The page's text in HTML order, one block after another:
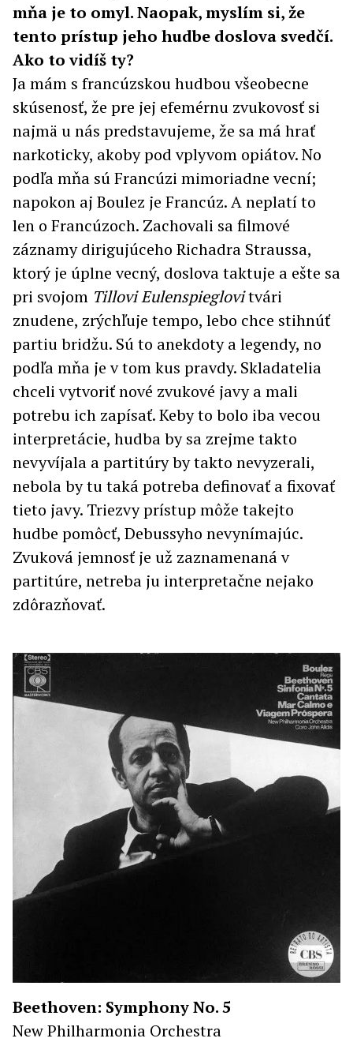
mňa je to omyl. Naopak, myslím si, že
tento prístup jeho hudbe doslova svedčí.
Ako to vidíš ty?
Ja mám s francúzskou hudbou všeobecne
skúsenosť, že pre jej efemérnu zvukovosť si
najmä u nás predstavujeme, že sa má hrať
narkoticky, akoby pod vplyvom opiátov. No
podľa mňa sú Francúzi mimoriadne vecní;
napokon aj Boulez je Francúz. A neplatí to
len o Francúzoch. Zachovali sa filmové
záznamy dirigujúceho Richadra Straussa,
ktorý je úplne vecný, doslova taktuje a ešte sa
pri svojom Tillovi Eulenspieglovitvári
znudene, zrýchľuje tempo, lebo chce stihnúť
partiu bridžu. Sú to anekdoty a legendy, no
podľa mňa je v tom kus pravdy. Skladatelia
chceli vytvoriť nové zvukové javy a mali
potrebu ich zapísať. Keby to bolo iba vecou
interpretácie, hudba by sa zrejme takto
nevyvíjala a partitúry by takto nevyzerali,
nebola by tu taká potreba definovať a fixovať
tieto javy. Triezvy prístup môže takejto
hudbe pomôcť, Debussyho nevynímajúc.
Zvuková jemnosť je už zaznamenaná v
partitúre, netreba ju interpretačne nejako
zdôrazňovať.
Beethoven: Symphony No. 5
New Philharmonia Orchestra